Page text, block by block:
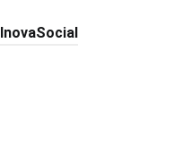
InovaSocial